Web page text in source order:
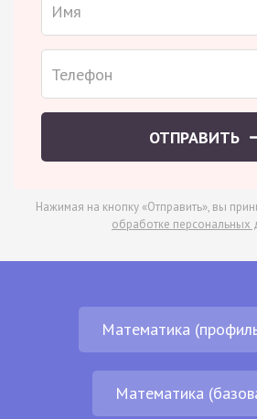
ОТПРАВИТЬ
Нажимая на кнопку «Отправить», вы
обработке персональных
Математика
Математика